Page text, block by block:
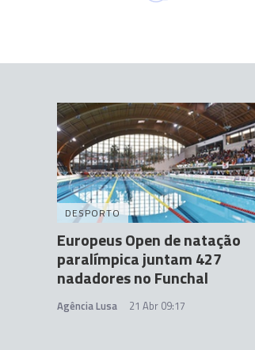
DESPORTO
Europeus Open de natação
paralímpica juntam 427
nadadores no Funchal
Agência Lusa 21 Abr 09:17